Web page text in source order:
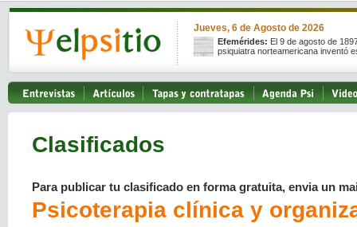
Jueves, 6 de Agosto de 2026
Efemérides: El 9 de agosto de
psiquiatra norteamericana inventó
Clasificados
Para publicar tu clasificado en forma gratuita, envia un
Psicoterapia clínica y